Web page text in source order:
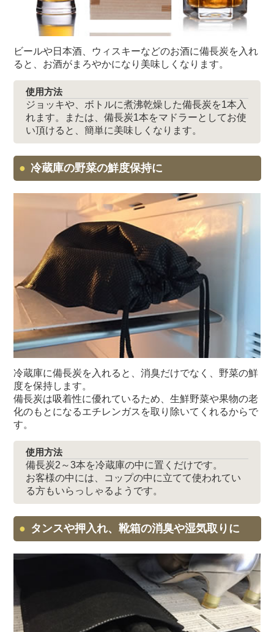
ビールや日本酒、ウィスキーなどのお酒に備長炭を入れ
ると、お酒がまろやかになり美味しくなります。
使用方法
ジョッキや、ボトルに煮沸乾燥した備長炭を1本入
れます。または、備長炭1本をマドラーとしてお使
い頂けると、簡単に美味しくなります。
冷蔵庫の野菜の鮮度保持に
冷蔵庫に備長炭を入れると、消臭だけでなく、野菜の鮮
度を保持します。
備長炭は吸着性に優れているため、生鮮野菜や果物の老
化のもとになるエチレンガスを取り除いてくれるからで
す。
使用方法
備長炭2～3本を冷蔵庫の中に置くだけです。
お客様の中には、コップの中に立てて使われてい
る方もいらっしゃるようです。
タンスや押入れ、靴箱の消臭や湿気取りに